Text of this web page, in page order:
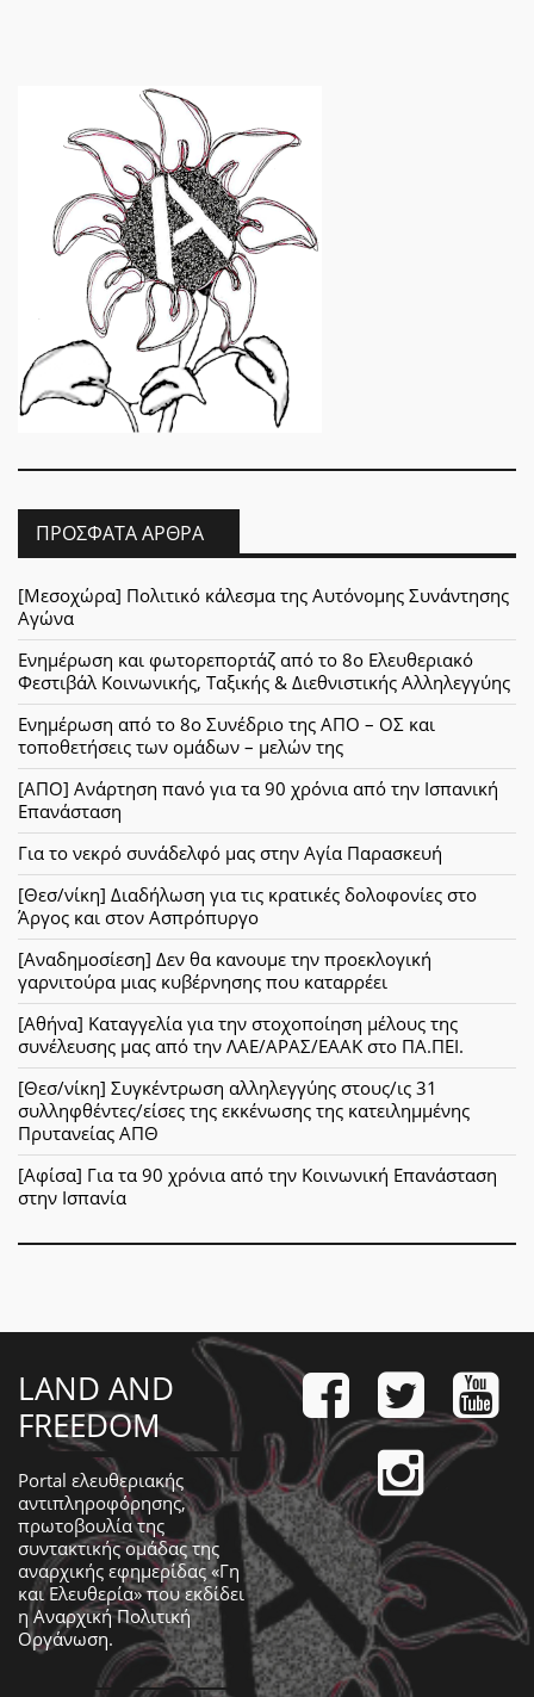
ΠΡΌΣΦΑΤΑ ΆΡΘΡΑ
[Μεσοχώρα] Πολιτικό κάλεσμα της Αυτόνομης Συνάντησης
Αγώνα
Ενημέρωση και φωτορεπορτάζ από το 8ο Ελευθεριακό
Φεστιβάλ Κοινωνικής, Ταξικής & Διεθνιστικής Αλληλεγγύης
Ενημέρωση από το 8ο Συνέδριο της ΑΠΟ – ΟΣ και
τοποθετήσεις των ομάδων – μελών της
[ΑΠΟ] Ανάρτηση πανό για τα 90 χρόνια από την Ισπανική
Επανάσταση
Για το νεκρό συνάδελφό μας στην Αγία Παρασκευή
[Θεσ/νίκη] Διαδήλωση για τις κρατικές δολοφονίες στο
Άργος και στον Ασπρόπυργο
[Αναδημοσίεση] Δεν θα κανουμε την προεκλογική
γαρνιτούρα μιας κυβέρνησης που καταρρέει
[Αθήνα] Καταγγελία για την στοχοποίηση μέλους της
συνέλευσης μας από την ΛΑΕ/ΑΡΑΣ/ΕΑΑΚ στο ΠΑ.ΠΕΙ.
[Θεσ/νίκη] Συγκέντρωση αλληλεγγύης στους/ις 31
συλληφθέντες/είσες της εκκένωσης της κατειλημμένης
Πρυτανείας ΑΠΘ
[Αφίσα] Για τα 90 χρόνια από την Κοινωνική Επανάσταση
στην Ισπανία
LAND AND
FREEDOM
Portal ελευθεριακής
αντιπληροφόρησης,
πρωτοβουλία της
συντακτικής ομάδας της
αναρχικής εφημερίδας «Γη
και Ελευθερία» που εκδίδει
ηΑναρχική Πολιτική
Οργάνωση.